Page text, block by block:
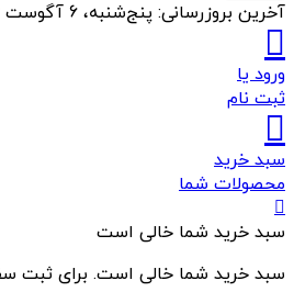
آخرین بروزرسانی: پنج‌شنبه، 6 آگوست 2026
ورود یا
ثبت نام
سبد خرید
محصولات شما
سبد خرید شما خالی است
سبد خرید شما خالی است. برای ثبت